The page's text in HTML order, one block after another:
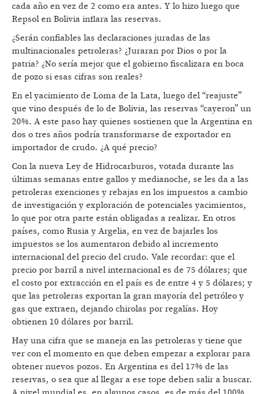
cada año en vez de 2 como era antes. Y lo hizo luego que
Repsol en Bolivia inflara las reservas.
¿Serán confiables las declaraciones juradas de las
multinacionales petroleras? ¿Juraran por Dios o por la
patria? ¿No sería mejor que el gobierno fiscalizara en boca
de pozo si esas cifras son reales?
En el yacimiento de Loma de la Lata, luego del “reajuste”
que vino después de lo de Bolivia, las reservas “cayeron” un
20%. A este paso hay quienes sostienen que la Argentina en
dos o tres años podría transformarse de exportador en
importador de crudo. ¿A qué precio?
Con la nueva Ley de Hidrocarburos, votada durante las
últimas semanas entre gallos y medianoche, se les da a las
petroleras exenciones y rebajas en los impuestos a cambio
de investigación y exploración de potenciales yacimientos,
lo que por otra parte están obligadas a realizar. En otros
países, como Rusia y Argelia, en vez de bajarles los
impuestos se los aumentaron debido al incremento
internacional del precio del crudo. Vale recordar: que el
precio por barril a nivel internacional es de 75 dólares; que
el costo por extracción en el país es de entre 4 y 5 dólares; y
que las petroleras exportan la gran mayoría del petróleo y
gas que extraen, dejando chirolas por regalías. Hoy
obtienen 10 dólares por barril.
Hay una cifra que se maneja en las petroleras y tiene que
ver con el momento en que deben empezar a explorar para
obtener nuevos pozos. En Argentina es del 17% de las
reservas, o sea que al llegar a ese tope deben salir a buscar.